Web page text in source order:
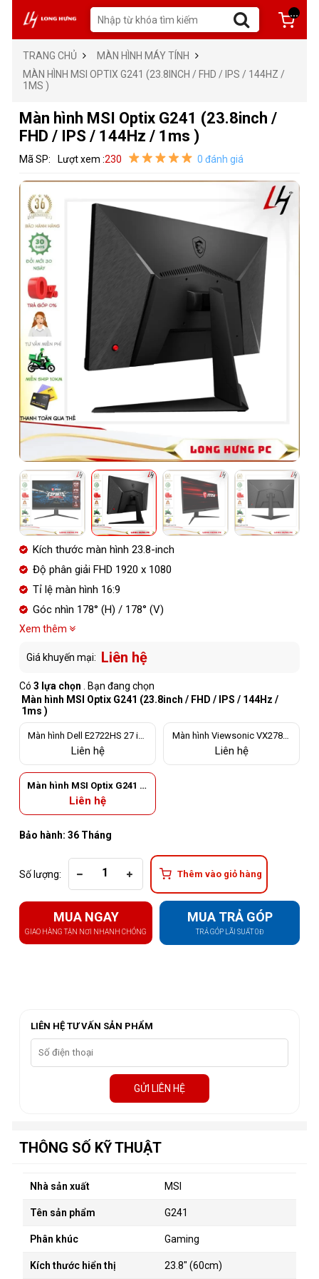
...
TRANG CHỦ
MÀN HÌNH MÁY TÍNH
MÀN HÌNH MSI OPTIX G241 (23.8INCH / FHD / IPS / 144HZ /
1MS )
Màn hình MSI Optix G241 (23.8inch /
FHD / IPS / 144Hz / 1ms )
Mã SP: Lượt xem :230 0 đánh giá
Kích thước màn hình 23.8-inch
Độ phân giải FHD 1920 x 1080
Tỉ lệ màn hình 16:9
Góc nhìn 178° (H) / 178° (V)
Xem thêm
Giá khuyến mại: Liên hệ
Có 3 lựa chọn
. Bạn đang chọn
Màn hình MSI Optix G241 (23.8inch / FHD / IPS / 144Hz /
1ms )
Màn hình Dell E2722HS 27 inc
h FHD IPS 60Hz
Liên hệ
Màn hình Viewsonic VX2781-
MH 27 inch FHD IPS 75Hz
Liên hệ
Màn hình MSI Optix G241 (2
3.8inch / FHD / IPS / 144Hz
/ 1ms )
Liên hệ
Bảo hành: 36 Tháng
Số lượng: Thêm vào giỏ hàng
MUA NGAY
GIAO HÀNG TẬN NƠI NHANH CHÓNG
MUA TRẢ GÓP
TRẢ GÓP LÃI SUẤT 0Đ
LIÊN HỆ TƯ VẤN SẢN PHẨM
GỬI LIÊN HỆ
THÔNG SỐ KỸ THUẬT
Nhà sản xuất MSI
Tên sản phẩm G241
Phân khúc Gaming
Kích thước hiển thị 23.8" (60cm)